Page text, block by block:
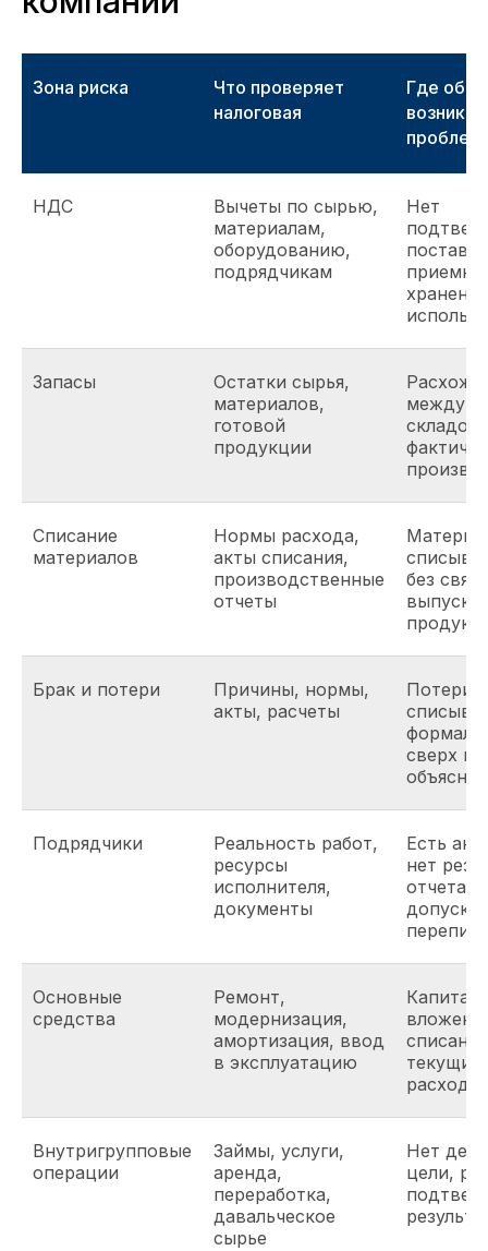
Зона риска
Что проверяет
налоговая
Где
НДС
Вычеты по сырью,
материалам,
оборудованию,
подрядчикам
Нет
приемки,
Запасы
Остатки сырья,
материалов,
готовой
продукции
между
складом
Списание
материалов
Нормы расхода,
акты списания,
производственные
отчеты
без
Брак и потери
Причины, нормы,
акты, расчеты
Потери
сверх
Подрядчики
Реальность работ,
ресурсы
исполнителя,
документы
Есть
нет
отчета,
допуска,
Основные
средства
Ремонт,
модернизация,
амортизация, ввод
в эксплуатацию
списаны
текущие
расходы
Внутригрупповые
операции
Займы, услуги,
аренда,
переработка,
давальческое
сырье
Нет
цели,